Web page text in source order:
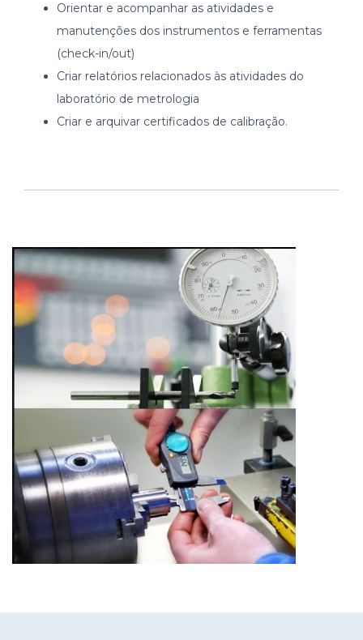
Orientar e acompanhar as atividades e
manutenções dos instrumentos e ferramentas
(check-in/out)
Criar relatórios relacionados às atividades do
laboratório de metrologia
Criar e arquivar certificados de calibração.